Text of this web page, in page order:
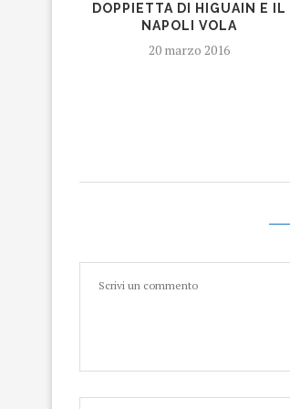
DOPPIETTA DI HIGUAIN E IL
NAPOLI VOLA
20 marzo 2016